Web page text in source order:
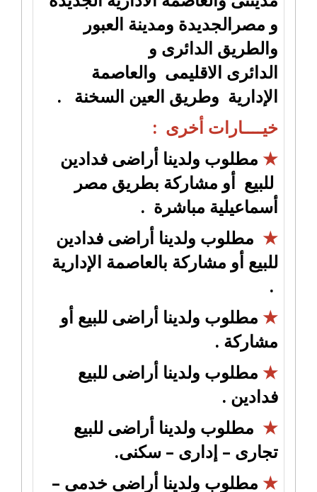
و مصرالجديدة ومدينة العبور
والطريق الدائرى و
الدائرى الاقليمى والعاصمة
الإدارية وطريق العين السخنة .
خيــــارات أخرى :
★ مطلوب ولدينا أراضى فدادين
للبيع أو مشاركة بطريق مصر
أسماعيلية مباشرة .
★ مطلوب ولدينا أراضى فدادين
للبيع أو مشاركة بالعاصمة الإدارية
.
★ مطلوب ولدينا أراضى للبيع أو
مشاركة .
★ مطلوب ولدينا أراضى للبيع
فدادين .
★ مطلوب ولدينا أراضى للبيع
تجارى – إدارى – سكنى.
★ مطلوب ولدينا أراضى خدمى –